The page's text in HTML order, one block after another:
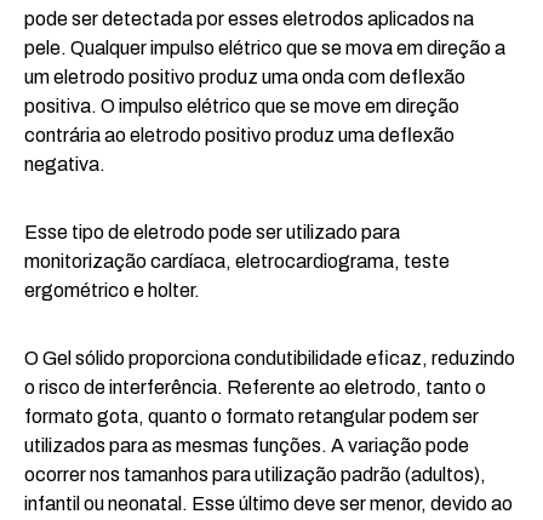
pode ser detectada por esses eletrodos aplicados na
pele. Qualquer impulso elétrico que se mova em direção a
um eletrodo positivo produz uma onda com deflexão
positiva. O impulso elétrico que se move em direção
contrária ao eletrodo positivo produz uma deflexão
negativa.
Esse tipo de eletrodo pode ser utilizado para
monitorização cardíaca, eletrocardiograma, teste
ergométrico e holter.
O Gel sólido proporciona condutibilidade eficaz, reduzindo
o risco de interferência. Referente ao eletrodo, tanto o
formato gota, quanto o formato retangular podem ser
utilizados para as mesmas funções. A variação pode
ocorrer nos tamanhos para utilização padrão (adultos),
infantil ou neonatal. Esse último deve ser menor, devido ao